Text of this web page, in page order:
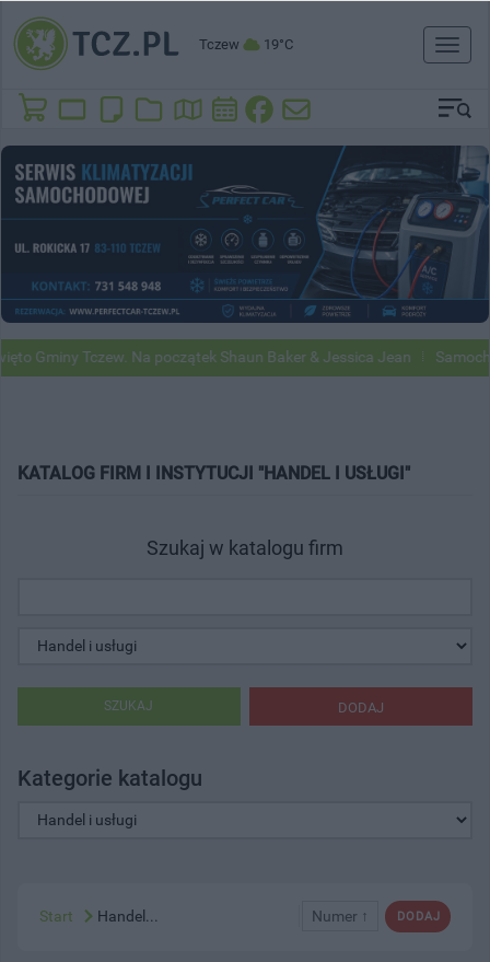
Tczew 19°C
Toggle
Gminy Tczew. Na początek Shaun Baker & Jessica Jean
KATALOG FIRM I INSTYTUCJI "HANDEL I USŁUGI"
Szukaj w katalogu firm
DODAJ
SZUKAJ
Kategorie katalogu
DODAJ
Numer ↑
Start Handel...